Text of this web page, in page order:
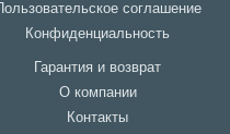
Пользовательское соглашение
Конфиденциальность
Гарантия и возврат
О компании
Контакты